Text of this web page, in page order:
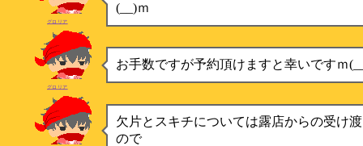
(__)ｍ
グロリア
お手数ですが予約頂けますと幸いですｍ
グロリア
欠片とスキチについては露店からの受け
ので